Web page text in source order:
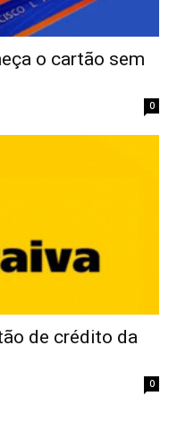
o cartão sem
0
de crédito da
0